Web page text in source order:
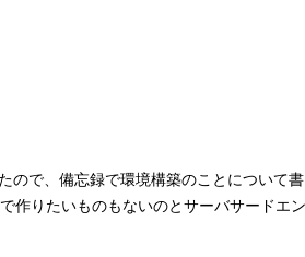
で、備忘録で環境構築のことについて書
りたいものもないのとサーバサードエ